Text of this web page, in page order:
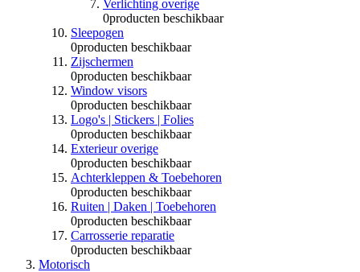
Verlichting overige
0producten beschikbaar
Sleepogen
0producten beschikbaar
Zijschermen
0producten beschikbaar
Window visors
0producten beschikbaar
Logo's | Stickers | Folies
0producten beschikbaar
Exterieur overige
0producten beschikbaar
Achterkleppen & Toebehoren
0producten beschikbaar
Ruiten | Daken | Toebehoren
0producten beschikbaar
Carrosserie reparatie
0producten beschikbaar
Motorisch